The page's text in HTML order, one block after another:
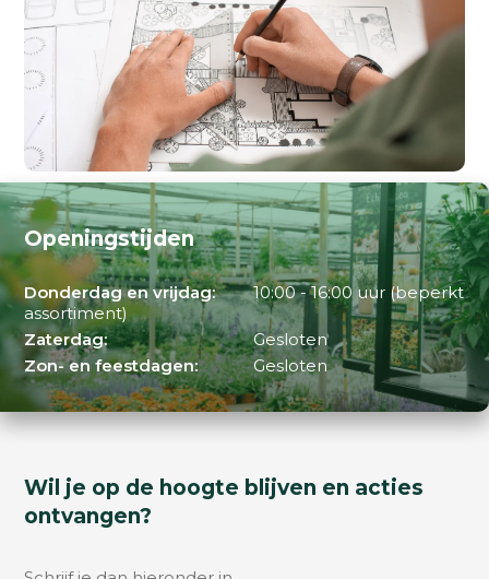
Openingstijden
Donderdag en vrijdag:
10:00 - 16:00 uur (beperkt
assortiment)
Zaterdag:
Gesloten
Zon- en feestdagen:
Gesloten
Wil je op de hoogte blijven en acties
ontvangen?